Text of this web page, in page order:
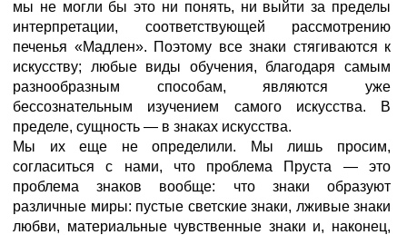
мы не могли бы это ни понять, ни выйти за пределы
интерпретации, соответствующей рассмотрению
печенья «Мадлен». Поэтому все знаки стягиваются к
искусству; любые виды обучения, благодаря самым
разнообразным способам, являются уже
бессознательным изучением самого искусства. В
пределе, сущность — в знаках искусства.
Мы их еще не определили. Мы лишь просим,
согласиться с нами, что проблема Пруста — это
проблема знаков вообще: что знаки образуют
различные миры: пустые светские знаки, лживые знаки
любви, материальные чувственные знаки и, наконец,